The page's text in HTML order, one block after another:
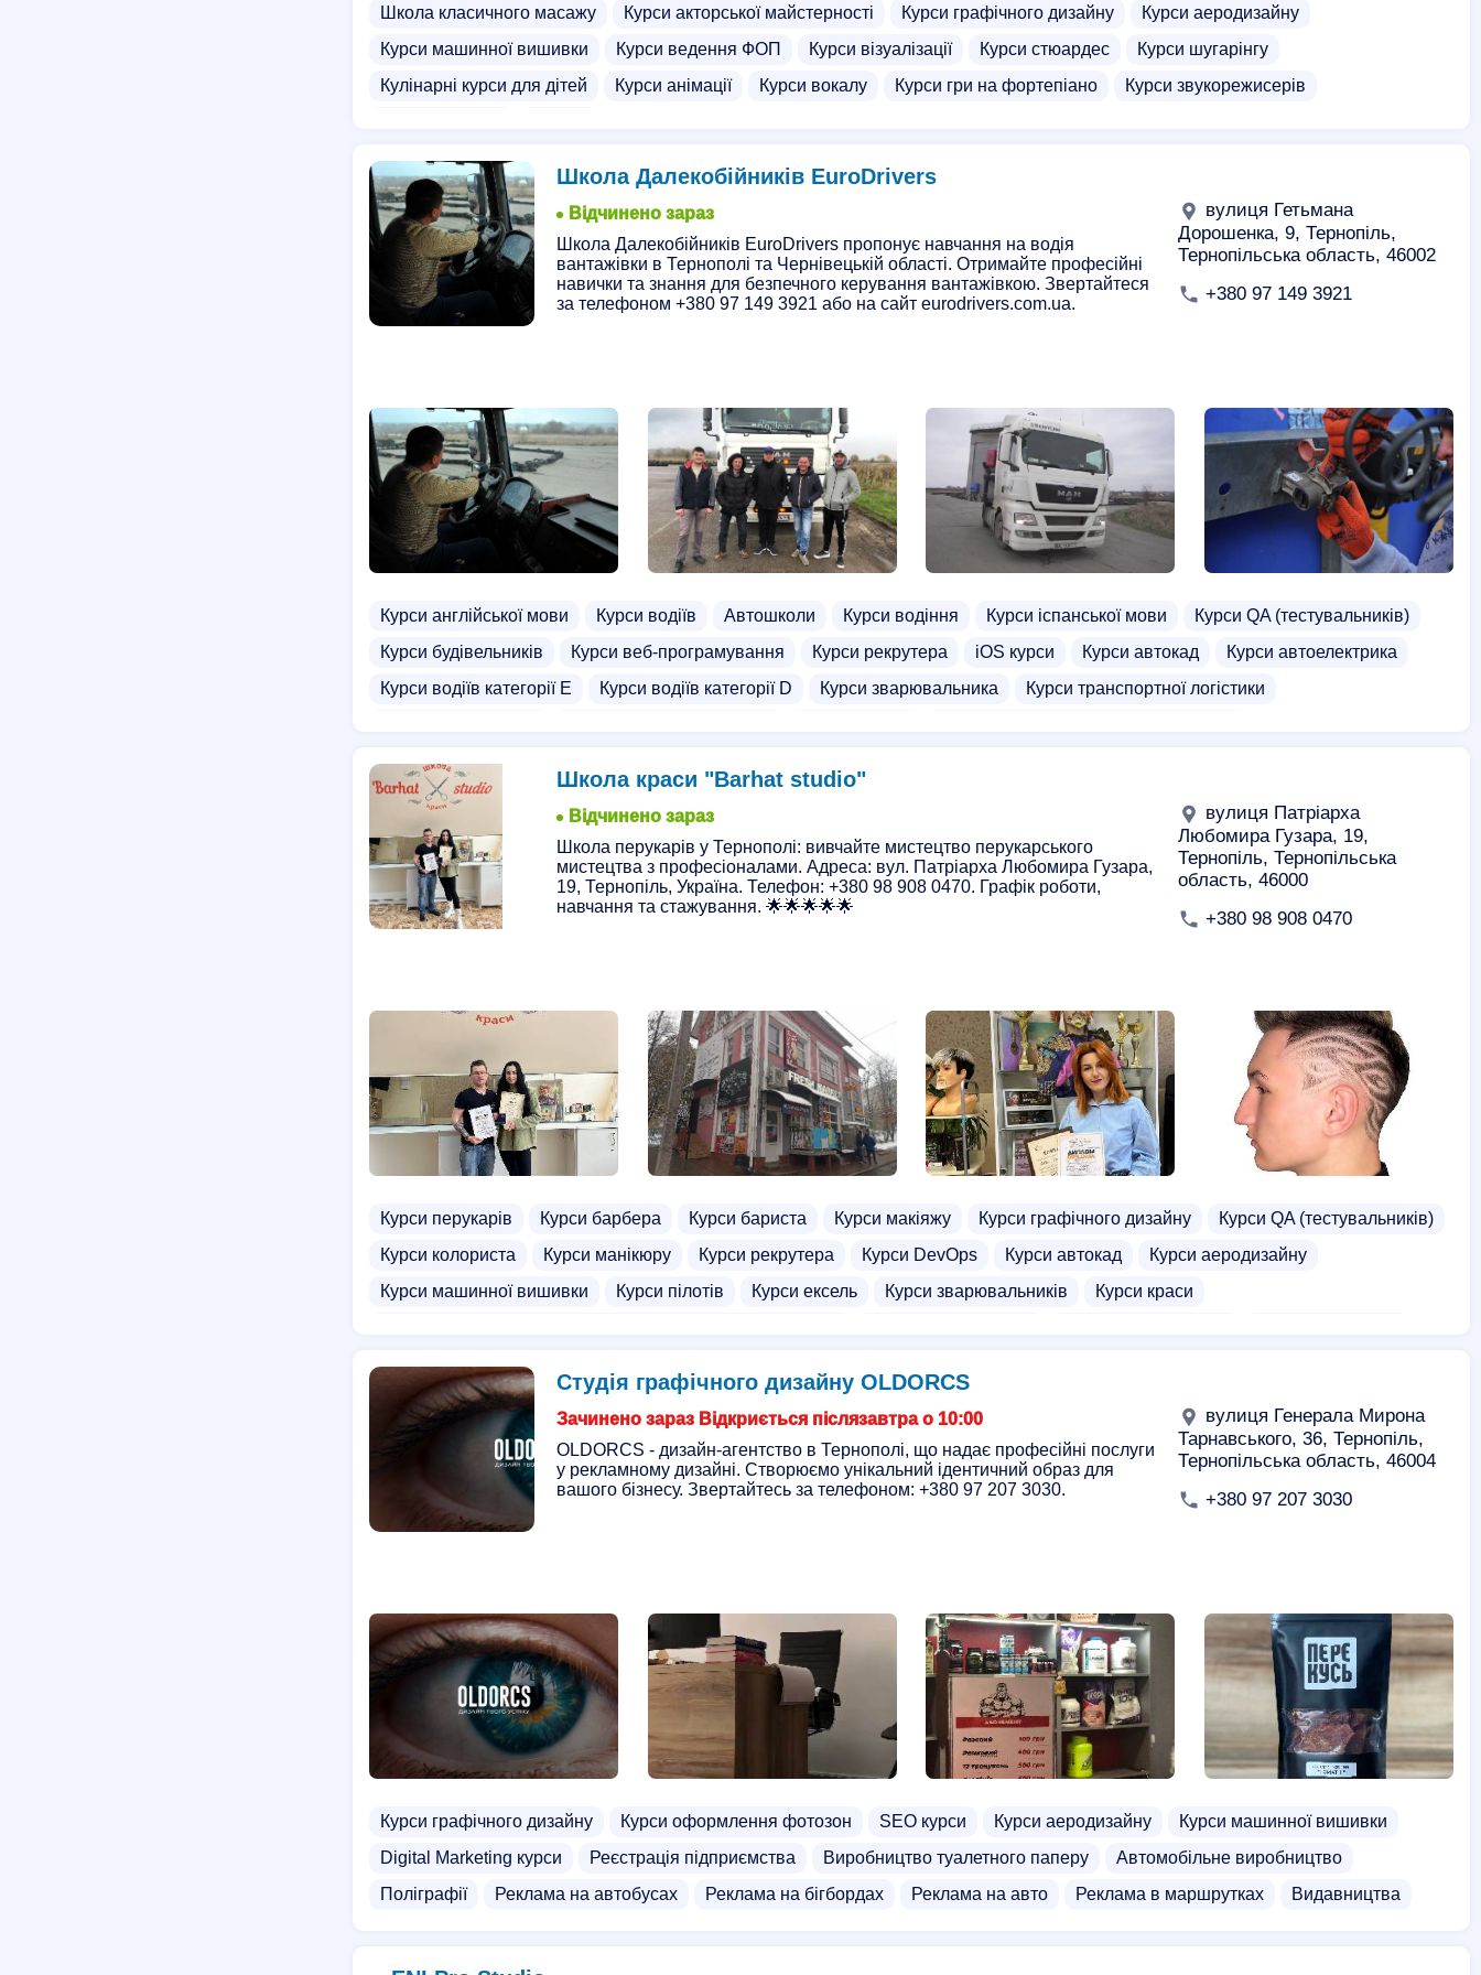
Школа класичного масажу Курси акторської майстерності Курси графічного дизайну
Курси аеродизайну
Курси машинної вишивки
Курси ведення ФОП Курси візуалізації Курси стюардес
Курси шугарінгу
Кулінарні курси для дітей
Курси анімації Курси вокалу Курси гри на фортепіано
Курси звукорежисерів
Школа Далекобійників EuroDrivers
Відчинено зараз
Школа Далекобійників EuroDrivers пропонує навчання на водія
вантажівки в Тернополі та Чернівецькій області. Отримайте професійні
навички та знання для безпечного керування вантажівкою. Звертайтеся
за телефоном +380 97 149 3921 або на сайт eurodrivers.com.ua.
вулиця Гетьмана
Дорошенка, 9, Тернопіль,
Тернопільська область, 46002
+380 97 149 3921
Курси англійської мови Курси водіїв Автошколи Курси водіння Курси іспанської мови
Курси QA (тестувальників)
Курси будівельників
Курси веб-програмування Курси рекрутера iOS курси Курси автокад
Курси автоелектрика
Курси водіїв категорії Е
Курси водіїв категорії D Курси зварювальника
Курси транспортної логістики
Курси адміністратора
Курси діловодства
Курси екскаваторщика
Front End курси
Курси екскурсоводів
Курси з охорони праці
Курси мікроблейдингу
Курси парамедиків Курси ріелторів Курси фотошопу Курси шведської мови
Курси шугарінгу
Режисерські курси
Індивідуальні курси англійської мови Digital Marketing курси
Курси грумера
Курси звукорежисерів Курси кінолога Курси маркетолога Школи
Школа водіння
Тхеквондо для дорослих Курси інтернет маркетингу
Школа краси "Barhat studio"
Відчинено зараз
Школа перукарів у Тернополі: вивчайте мистецтво перукарського
мистецтва з професіоналами. Адреса: вул. Патріарха Любомира Гузара,
19, Тернопіль, Україна. Телефон: +380 98 908 0470. Графік роботи,
навчання та стажування. 🌟🌟🌟🌟🌟
вулиця Патріарха
Любомира Гузара, 19,
Тернопіль, Тернопільська
область, 46000
+380 98 908 0470
Курси перукарів Курси барбера Курси бариста Курси макіяжу Курси графічного дизайну
Курси QA (тестувальників)
Курси колориста
Курси манікюру Курси рекрутера Курси DevOps Курси автокад
Курси аеродизайну
Курси машинної вишивки
Курси пілотів Курси ексель Курси зварювальників
Курси краси
Курси дитячого масажу
Курси фармацевта
Курси ілюстрації Вечірні курси медсестер
Курси в'язання
Курси грумера
Школи
Курси перманентного макіяжу
Училища
Студія графічного дизайну OLDORCS
Зачинено зараз Відкриється післязавтра о 10:00
OLDORCS - дизайн-агентство в Тернополі, що надає професійні послуги
у рекламному дизайні. Створюємо унікальний ідентичний образ для
вашого бізнесу. Звертайтесь за телефоном: +380 97 207 3030.
вулиця Генерала Мирона
Тарнавського, 36, Тернопіль,
Тернопільська область, 46004
+380 97 207 3030
Курси графічного дизайну Курси оформлення фотозон SEO курси Курси аеродизайну
Курси машинної вишивки
Digital Marketing курси
Реєстрація підприємства Виробництво туалетного паперу
Автомобільне виробництво
Поліграфії
Реклама на автобусах Реклама на бігбордах Реклама на авто Реклама в маршрутках Видавництва